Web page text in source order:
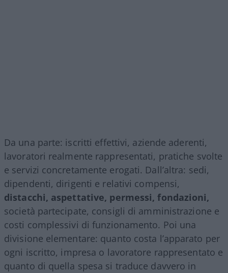
Da una parte: iscritti effettivi, aziende aderenti,
lavoratori realmente rappresentati, pratiche svolte
e servizi concretamente erogati. Dall’altra: sedi,
dipendenti, dirigenti e relativi compensi,
distacchi, aspettative, permessi, fondazioni,
società partecipate, consigli di amministrazione e
costi complessivi di funzionamento. Poi una
divisione elementare: quanto costa l’apparato per
ogni iscritto, impresa o lavoratore rappresentato e
quanto di quella spesa si traduce davvero in